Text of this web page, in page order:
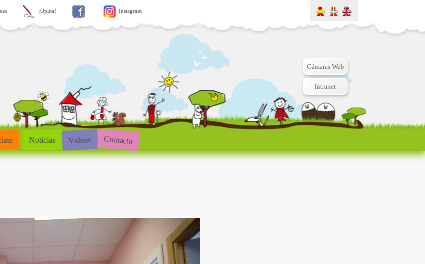
¡Opina! Instagram
Cámaras Web
Intranet
Noticias Videos Contacto